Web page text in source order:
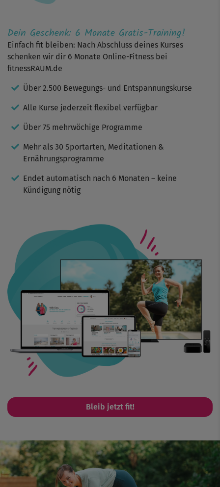
Dein Geschenk: 6 Monate Gratis-Training!
Einfach fit bleiben: Nach Abschluss deines Kurses
schenken wir dir 6 Monate Online-Fitness bei
fitnessRAUM.de
Über 2.500 Bewegungs- und Entspannungskurse
Alle Kurse jederzeit flexibel verfügbar
Über 75 mehrwöchige Programme
Mehr als 30 Sportarten, Meditationen &
Ernährungsprogramme
Endet automatisch nach 6 Monaten – keine
Kündigung nötig
Bleib jetzt fit!